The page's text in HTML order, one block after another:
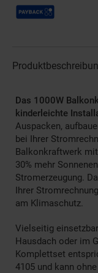
Payback Punkte
Das 1000W
kinderleichte
Auspacken,
bei Ihrer
Balkonkraftwerk
30% mehr
Stromerzeugung.
Ihrer
am Klimaschutz.
Vielseitig
Hausdach oder im
Komplettset
4105 und kann